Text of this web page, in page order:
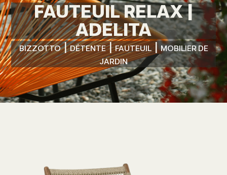
FAUTEUIL RELAX |
ADELITA
BIZZOTTO|DÉTENTE|FAUTEUIL|MOBILIER DE
JARDIN